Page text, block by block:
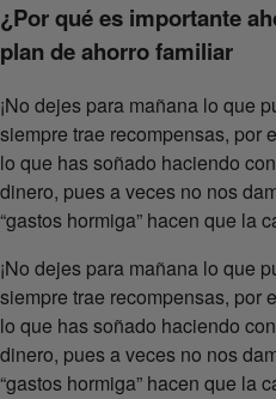
¿Por qué es importante
plan de ahorro familiar
¡No dejes para mañana lo que
siempre trae recompensas, por
lo que has soñado haciendo
dinero, pues a veces no nos
“gastos hormiga” hacen que la
¡No dejes para mañana lo que
siempre trae recompensas, por
lo que has soñado haciendo
dinero, pues a veces no nos
“gastos hormiga” hacen que la